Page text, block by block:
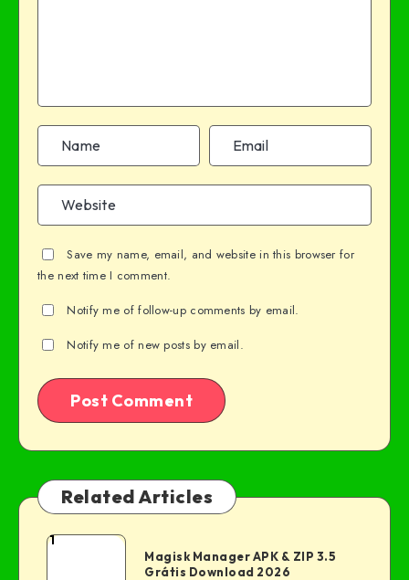
Save my name, email, and website in this browser for
the next time I comment.
Notify me of follow-up comments by email.
Notify me of new posts by email.
Related Articles
1
Magisk Manager APK & ZIP 3.5
Grátis Download 2026